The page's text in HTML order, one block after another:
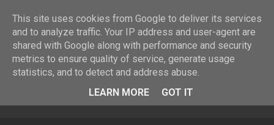
This site uses cookies from Google to deliver its services
and to analyze traffic. Your IP address and user-agent are
shared with Google along with performance and security
metrics to ensure quality of service, generate usage
statistics, and to detect and address abuse.
LEARN MORE
GOT IT